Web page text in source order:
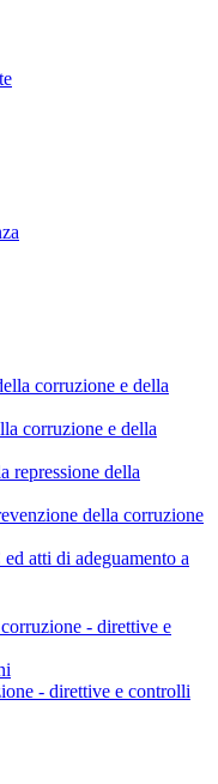
corruzione e della
corruzione e della
repressione della
della corruzione
atti di adeguamento a
- direttive e
- direttive e controlli